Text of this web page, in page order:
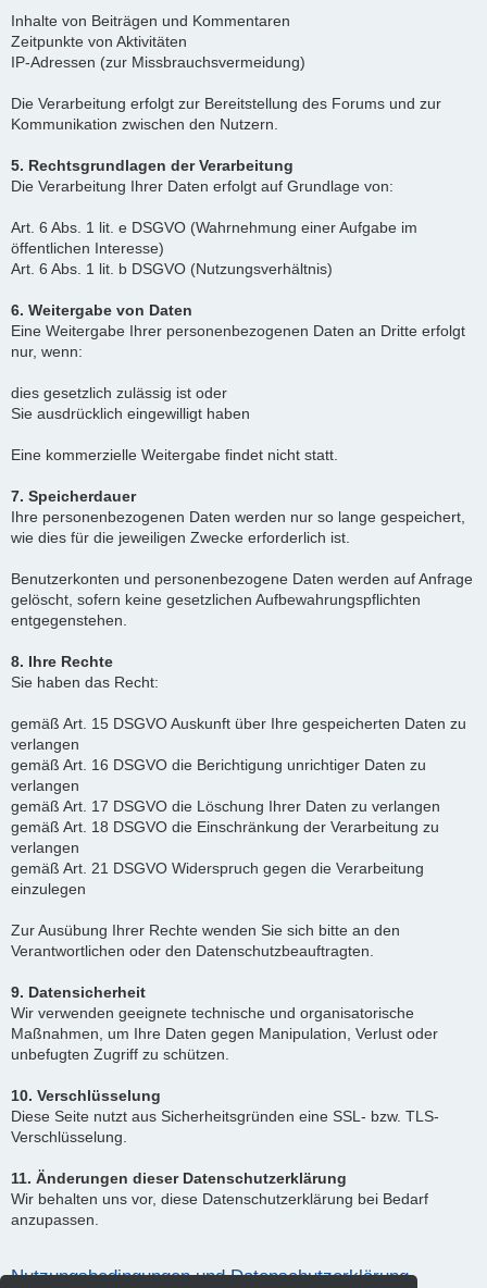
Inhalte von Beiträgen und Kommentaren
Zeitpunkte von Aktivitäten
IP-Adressen (zur Missbrauchsvermeidung)
Die Verarbeitung erfolgt zur Bereitstellung des Forums und zur
Kommunikation zwischen den Nutzern.
5. Rechtsgrundlagen der Verarbeitung
Die Verarbeitung Ihrer Daten erfolgt auf Grundlage von:
Art. 6 Abs. 1 lit. e DSGVO (Wahrnehmung einer Aufgabe im
öffentlichen Interesse)
Art. 6 Abs. 1 lit. b DSGVO (Nutzungsverhältnis)
6. Weitergabe von Daten
Eine Weitergabe Ihrer personenbezogenen Daten an Dritte erfolgt
nur, wenn:
dies gesetzlich zulässig ist oder
Sie ausdrücklich eingewilligt haben
Eine kommerzielle Weitergabe findet nicht statt.
7. Speicherdauer
Ihre personenbezogenen Daten werden nur so lange gespeichert,
wie dies für die jeweiligen Zwecke erforderlich ist.
Benutzerkonten und personenbezogene Daten werden auf Anfrage
gelöscht, sofern keine gesetzlichen Aufbewahrungspflichten
entgegenstehen.
8. Ihre Rechte
Sie haben das Recht:
gemäß Art. 15 DSGVO Auskunft über Ihre gespeicherten Daten zu
verlangen
gemäß Art. 16 DSGVO die Berichtigung unrichtiger Daten zu
verlangen
gemäß Art. 17 DSGVO die Löschung Ihrer Daten zu verlangen
gemäß Art. 18 DSGVO die Einschränkung der Verarbeitung zu
verlangen
gemäß Art. 21 DSGVO Widerspruch gegen die Verarbeitung
einzulegen
Zur Ausübung Ihrer Rechte wenden Sie sich bitte an den
Verantwortlichen oder den Datenschutzbeauftragten.
9. Datensicherheit
Wir verwenden geeignete technische und organisatorische
Maßnahmen, um Ihre Daten gegen Manipulation, Verlust oder
unbefugten Zugriff zu schützen.
10. Verschlüsselung
Diese Seite nutzt aus Sicherheitsgründen eine SSL- bzw. TLS-
Verschlüsselung.
11. Änderungen dieser Datenschutzerklärung
Wir behalten uns vor, diese Datenschutzerklärung bei Bedarf
anzupassen.
Nutzungsbedingungen und Datenschutzerklärung